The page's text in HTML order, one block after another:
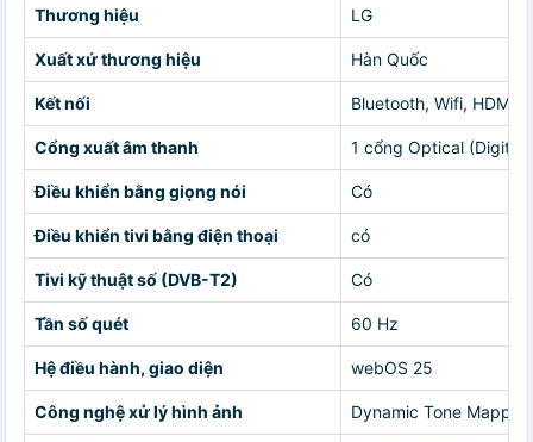
Thương hiệu LG
Xuất xứ thương hiệu Hàn Quốc
Kết nối Bluetooth, Wifi, HDM,
Cổng xuất âm thanh 1 cổng Optical (Digital
Điều khiển bằng giọng nói Có
Điều khiển tivi bằng điện thoại có
Tivi kỹ thuật số (DVB-T2) Có
Tần số quét 60 Hz
Hệ điều hành, giao diện webOS 25
Công nghệ xử lý hình ảnh Dynamic Tone